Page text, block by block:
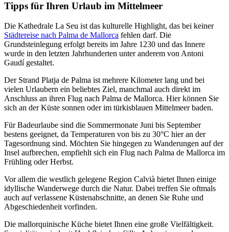
Tipps für Ihren Urlaub im Mittelmeer
Die Kathedrale La Seu ist das kulturelle Highlight, das bei keiner
Städtereise nach Palma de Mallorca fehlen darf. Die
Grundsteinlegung erfolgt bereits im Jahre 1230 und das Innere
wurde in den letzten Jahrhunderten unter anderem von Antoni
Gaudí gestaltet.
Der Strand Platja de Palma ist mehrere Kilometer lang und bei
vielen Urlaubern ein beliebtes Ziel, manchmal auch direkt im
Anschluss an ihren Flug nach Palma de Mallorca. Hier können Sie
sich an der Küste sonnen oder im türkisblauen Mittelmeer baden.
Für Badeurlaube sind die Sommermonate Juni bis September
bestens geeignet, da Temperaturen von bis zu 30°C hier an der
Tagesordnung sind. Möchten Sie hingegen zu Wanderungen auf der
Insel aufbrechen, empfiehlt sich ein Flug nach Palma de Mallorca im
Frühling oder Herbst.
Vor allem die westlich gelegene Region Calvià bietet Ihnen einige
idyllische Wanderwege durch die Natur. Dabei treffen Sie oftmals
auch auf verlassene Küstenabschnitte, an denen Sie Ruhe und
Abgeschiedenheit vorfinden.
Die mallorquinische Küche bietet Ihnen eine große Vielfältigkeit.